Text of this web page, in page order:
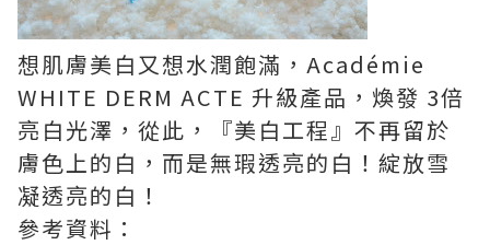
想肌膚美白又想水潤飽滿， Académie
WHITE DERM ACTE 升級產品 ，煥發 3倍
亮白光澤，從此，
『美白工程』不再留於
膚色上的白，而是無瑕透亮的白 ！ 綻放雪
凝透亮的白！
參考資料：